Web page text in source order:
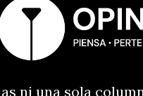
ni una sola